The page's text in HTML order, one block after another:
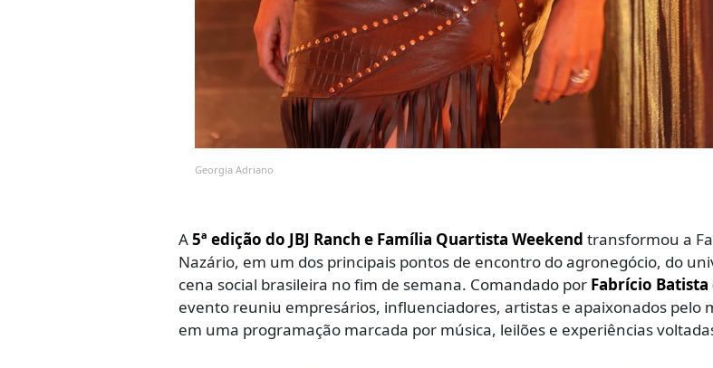
Georgia Adriano
A5ª edição do JBJ Ranch e Família Quartista Weekend transformou a
Nazário, em um dos principais pontos de encontro do agronegócio, do
cena social brasileira no fim de semana. Comandado por Fabrício
evento reuniu empresários, influenciadores, artistas e apaixonados pelo
em uma programação marcada por música, leilões e experiências